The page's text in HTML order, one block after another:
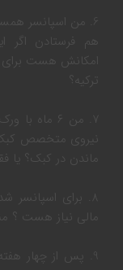
6. من اسپانسر
هم فرستادن اگر
امکانش هست برای
ترکیه؟
7. من ۶
نیروی متخصص کبک
ماندن در کبک؟ یا
8. برای
مالی نیاز هست ؟